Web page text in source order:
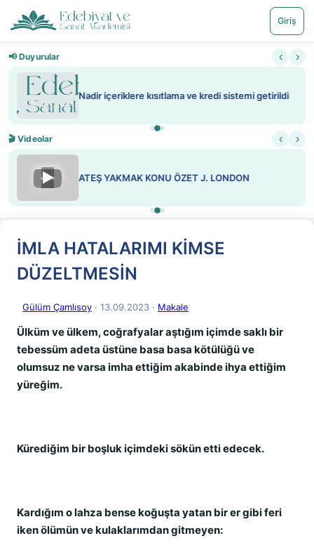
Giriş
📢 Duyurular ‹ ›
Nadir içeriklere kısıtlama ve kredi sistemi getirildi
🎬 Videolar ‹ ›
▶ ATEŞ YAKMAK KONU ÖZET J. LONDON
İMLA HATALARIMI KİMSE
DÜZELTMESİN
Gülüm Çamlısoy · 13.09.2023 · Makale
Ülküm ve ülkem, coğrafyalar aştığım içimde saklı bir
tebessüm adeta üstüne basa basa kötülüğü ve
olumsuz ne varsa imha ettiğim akabinde ihya ettiğim
yüreğim.
Kürediğim bir boşluk içimdeki sökün etti edecek.
Kardığım o lahza bense koğuşta yatan bir er gibi feri
iken ölümün ve kulaklarımdan gitmeyen: